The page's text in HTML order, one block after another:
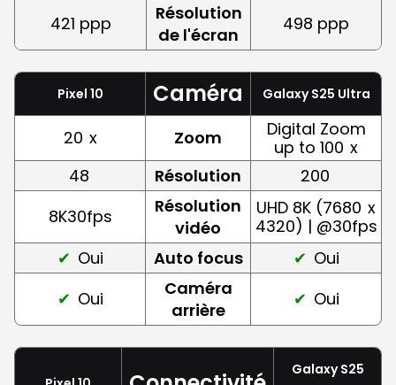
421 ppp
Résolution
de l'écran
498 ppp
Pixel 10 Caméra Galaxy S25 Ultra
20 x Zoom
Digital Zoom
up to 100 x
48
Résolution
200
8K30fps
Résolution
vidéo
UHD 8K (7680 x
4320) | @30fps
Oui
Auto focus
Oui
Oui
Caméra
arrière
Oui
Galaxy S25